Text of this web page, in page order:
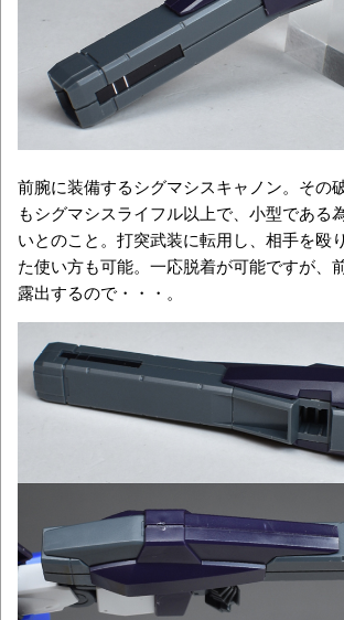
前腕に装備するシグマシスキャノン。その
もシグマシスライフル以上で、小型である
いとのこと。打突武装に転用し、相手を殴
た使い方も可能。一応脱着が可能ですが、
露出するので・・・。